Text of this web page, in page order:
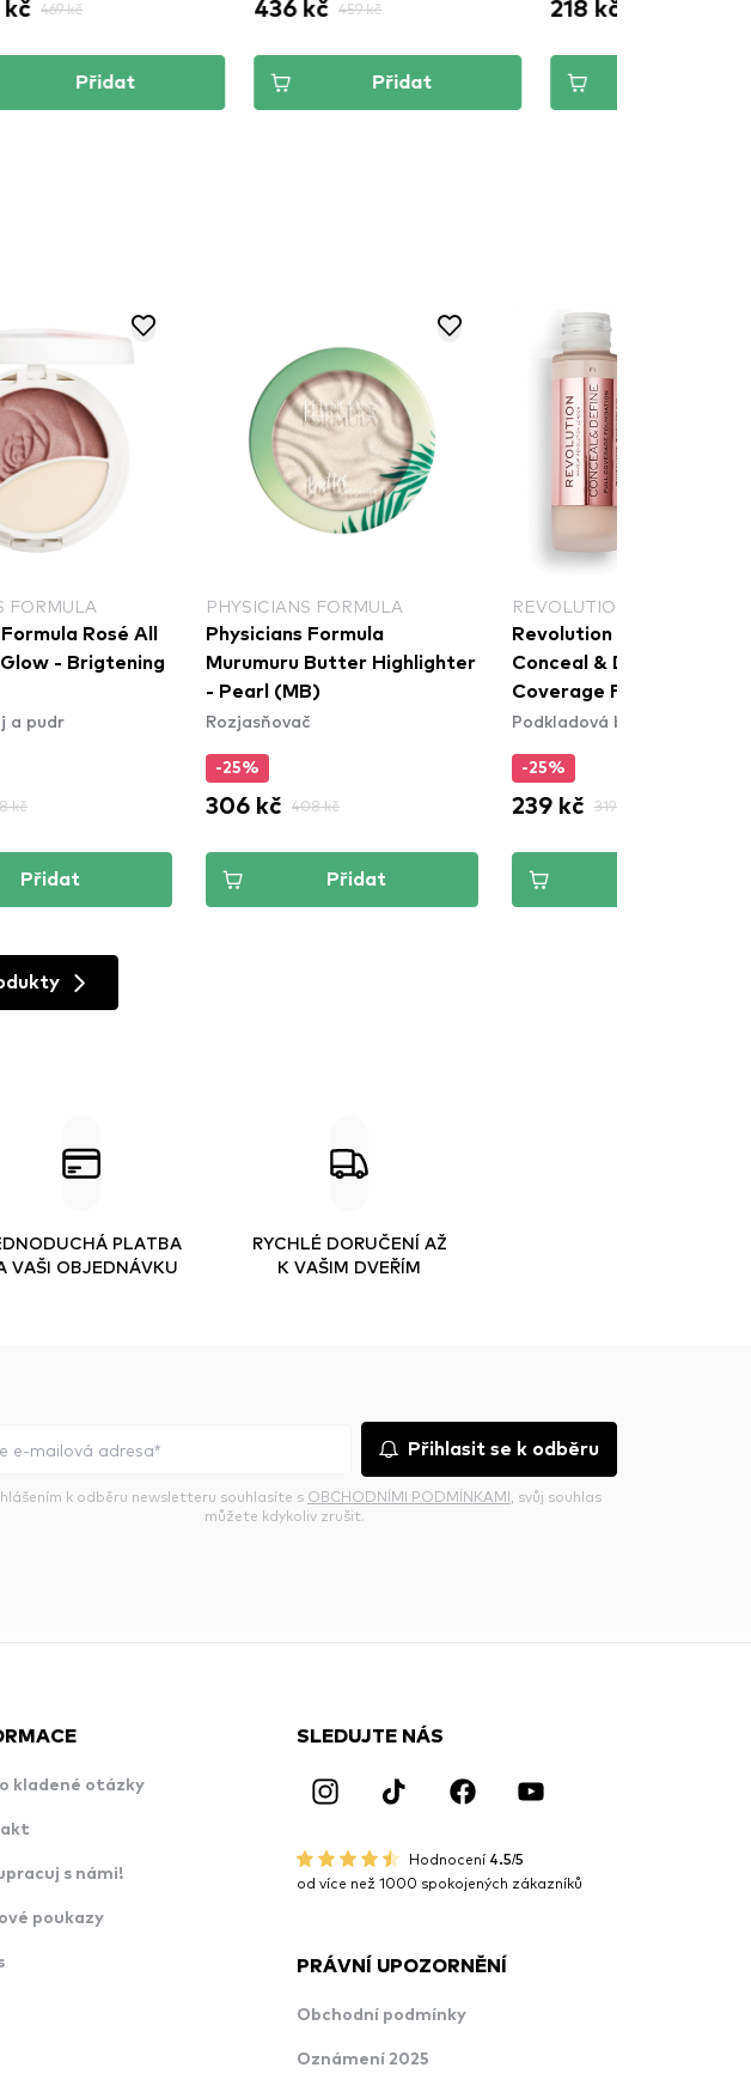
459 kč 229 kč
FORMULA
Rosé All
- Brigtening
a pudr
kč
Přidat
PHYSICIANS FORMULA
Physicians Formula
Murumuru Butter Highlighter
- Pearl (MB)
Rozjasňovač
-25%
306 kč 408 kč
Přidat
REVOLUTION
Revolution tekutý make-
Conceal & Define Full
Coverage Foundation -
Podkladová báze
-25%
239 kč 319 kč
PLATBA
VAŠI OBJEDNÁVKU
RYCHLÉ DORUČENÍ AŽ
K VAŠIM DVEŘÍM
Přihlasit se k odběru
k odběru newsletteru souhlasíte s OBCHODNÍMI PODMÍNKAMI , svůj souhlas
můžete kdykoliv zrušit.
kladené otázky
s námi!
poukazy
SLEDUJTE NÁS
Hodnocení 4.5/5
od více než 1000 spokojených zákazníků
PRÁVNÍ UPOZORNĚNÍ
Obchodní podmínky
Oznámení 2025